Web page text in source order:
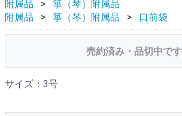
附属品
箏（琴）附属品
附属品
箏（琴）附属品 口前袋
売約済み・品切中です
サイズ：3号